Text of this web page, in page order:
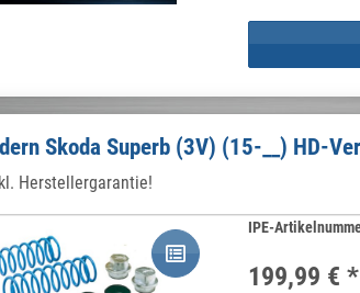
Skoda Superb (3V) (15-__) HD-
Herstellergarantie!
IPE-
199,99 €*